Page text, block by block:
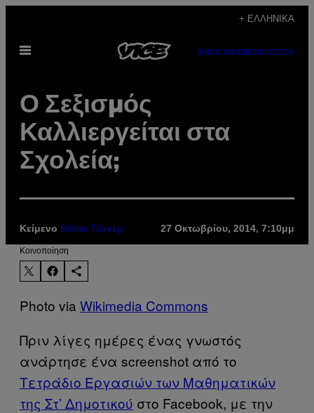
περιεχόμενο
+ ΕΛΛΗΝΙΚΆ
Ανοίξτε
SUBSCRIBENEWSLETTER
Ο Σεξισμός
Καλλιεργείται στα
Σχολεία;
Κείμενο Βάνια Τέρνερ 27 Οκτωβρίου, 2014, 7:10μμ
Kοινοποίηση
Photo via Wikimedia Commons
Πριν λίγες ημέρες ένας γνωστός
ανάρτησε ένα screenshot από το
Tετράδιο Eργασιών των Μαθηματικών
της Στ’ Δημοτικού στο Facebook, με την